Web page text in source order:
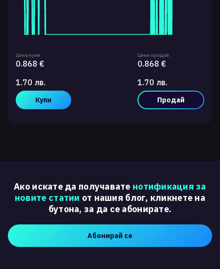
Цена купи:
0.868 €
1.70 лв.
Купи
Цена продай:
0.868 €
1.70 лв.
Продай
Ако искате да получавате нотификация за
новите статии от нашия блог, кликнете на
бутона, за да се абонирате.
Абонирай се